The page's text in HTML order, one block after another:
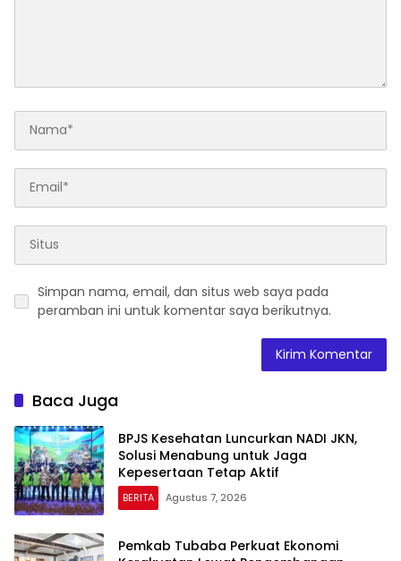
Simpan nama, email, dan situs web saya pada
peramban ini untuk komentar saya berikutnya.
Baca Juga
BPJS Kesehatan Luncurkan NADI JKN,
Solusi Menabung untuk Jaga
Kepesertaan Tetap Aktif
BERITA Agustus 7, 2026
Pemkab Tubaba Perkuat Ekonomi